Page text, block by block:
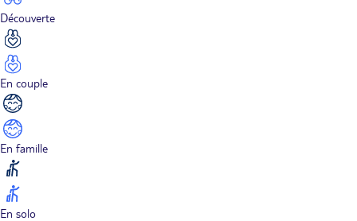
Découverte
En couple
En famille
En solo